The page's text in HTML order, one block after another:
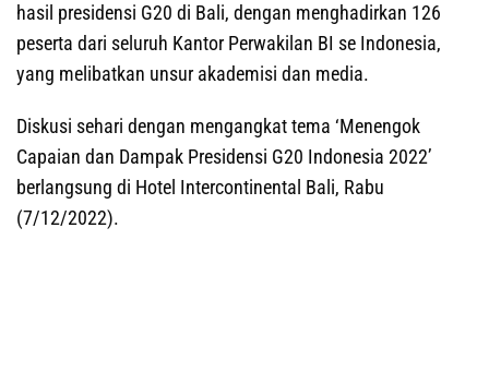
hasil presidensi G20 di Bali, dengan menghadirkan 126
peserta dari seluruh Kantor Perwakilan BI se Indonesia,
yang melibatkan unsur akademisi dan media.
Diskusi sehari dengan mengangkat tema ‘Menengok
Capaian dan Dampak Presidensi G20 Indonesia 2022’
berlangsung di Hotel Intercontinental Bali, Rabu
(7/12/2022).